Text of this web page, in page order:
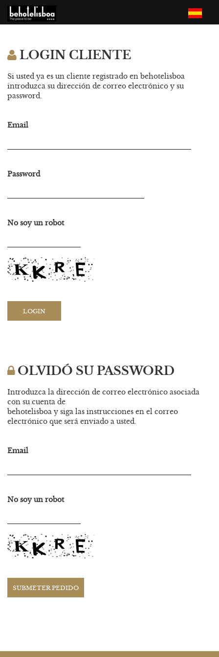
LOGIN CLIENTE
Si usted ya es un cliente registrado en behotelisboa
introduzca su dirección de correo electrónico y su
password.
Email
Password
No soy un robot
OLVIDÓ SU PASSWORD
Introduzca la dirección de correo electrónico asociada
con su cuenta de
behotelisboa y siga las instrucciones en el correo
electrónico que será enviado a usted.
Email
No soy un robot